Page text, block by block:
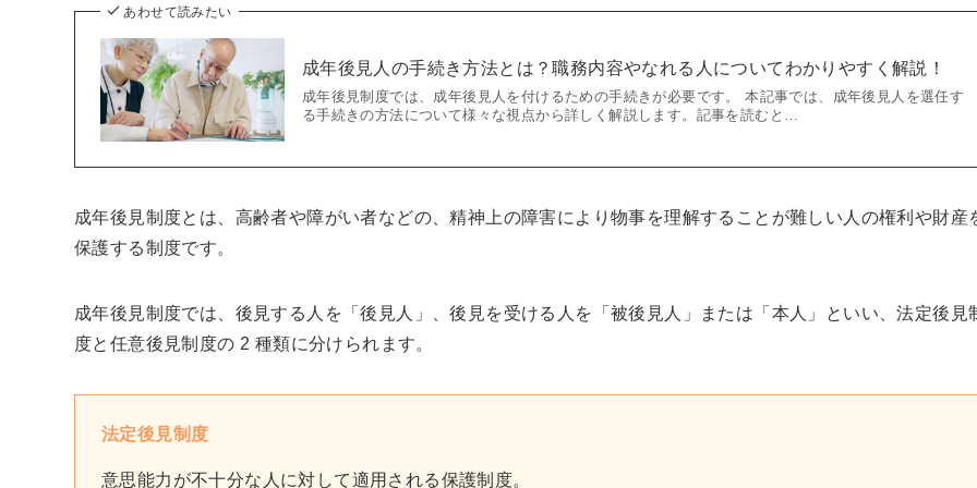
あわせて読みたい
成年後見人の手続き方法とは？職務内容やなれる人についてわかりやすく解説！
成年後見制度では、成年後見人を付けるための手続きが必要です。 本記事では、成年後見人を選任す
る手続きの方法について様々な視点から詳しく解説します。記事を読むと…
成年後見制度とは、高齢者や障がい者などの、精神上の障害により物事を理解することが難しい人の権利や財産
保護する制度です。
成年後見制度では、後見する人を「後見人」、後見を受ける人を「被後見人」または「本人」といい、法定後見
度と任意後見制度の 2 種類に分けられます。
法定後見制度
意思能力が不十分な人に対して適用される保護制度。